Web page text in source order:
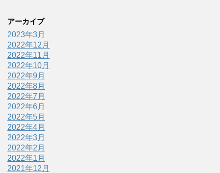
アーカイブ
2023年3月
2022年12月
2022年11月
2022年10月
2022年9月
2022年8月
2022年7月
2022年6月
2022年5月
2022年4月
2022年3月
2022年2月
2022年1月
2021年12月